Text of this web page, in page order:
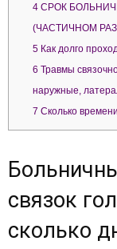
4 СРОК
(ЧАСТИЧНОМ
5 Как долго
6 Травмы
наружные,
7 Сколько
связок
сколько